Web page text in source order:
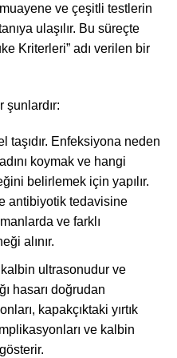
ve çeşitli testlerin
ulaşılır. Bu süreçte
Kriterleri” adı verilen bir
şunlardır:
taşıdır. Enfeksiyona neden
koymak ve hangi
belirlemek için yapılır.
antibiyotik tedavisine
ve farklı
alınır.
ultrasonudur ve
hasarı doğrudan
kapakçıktaki yırtık
ve kalbin